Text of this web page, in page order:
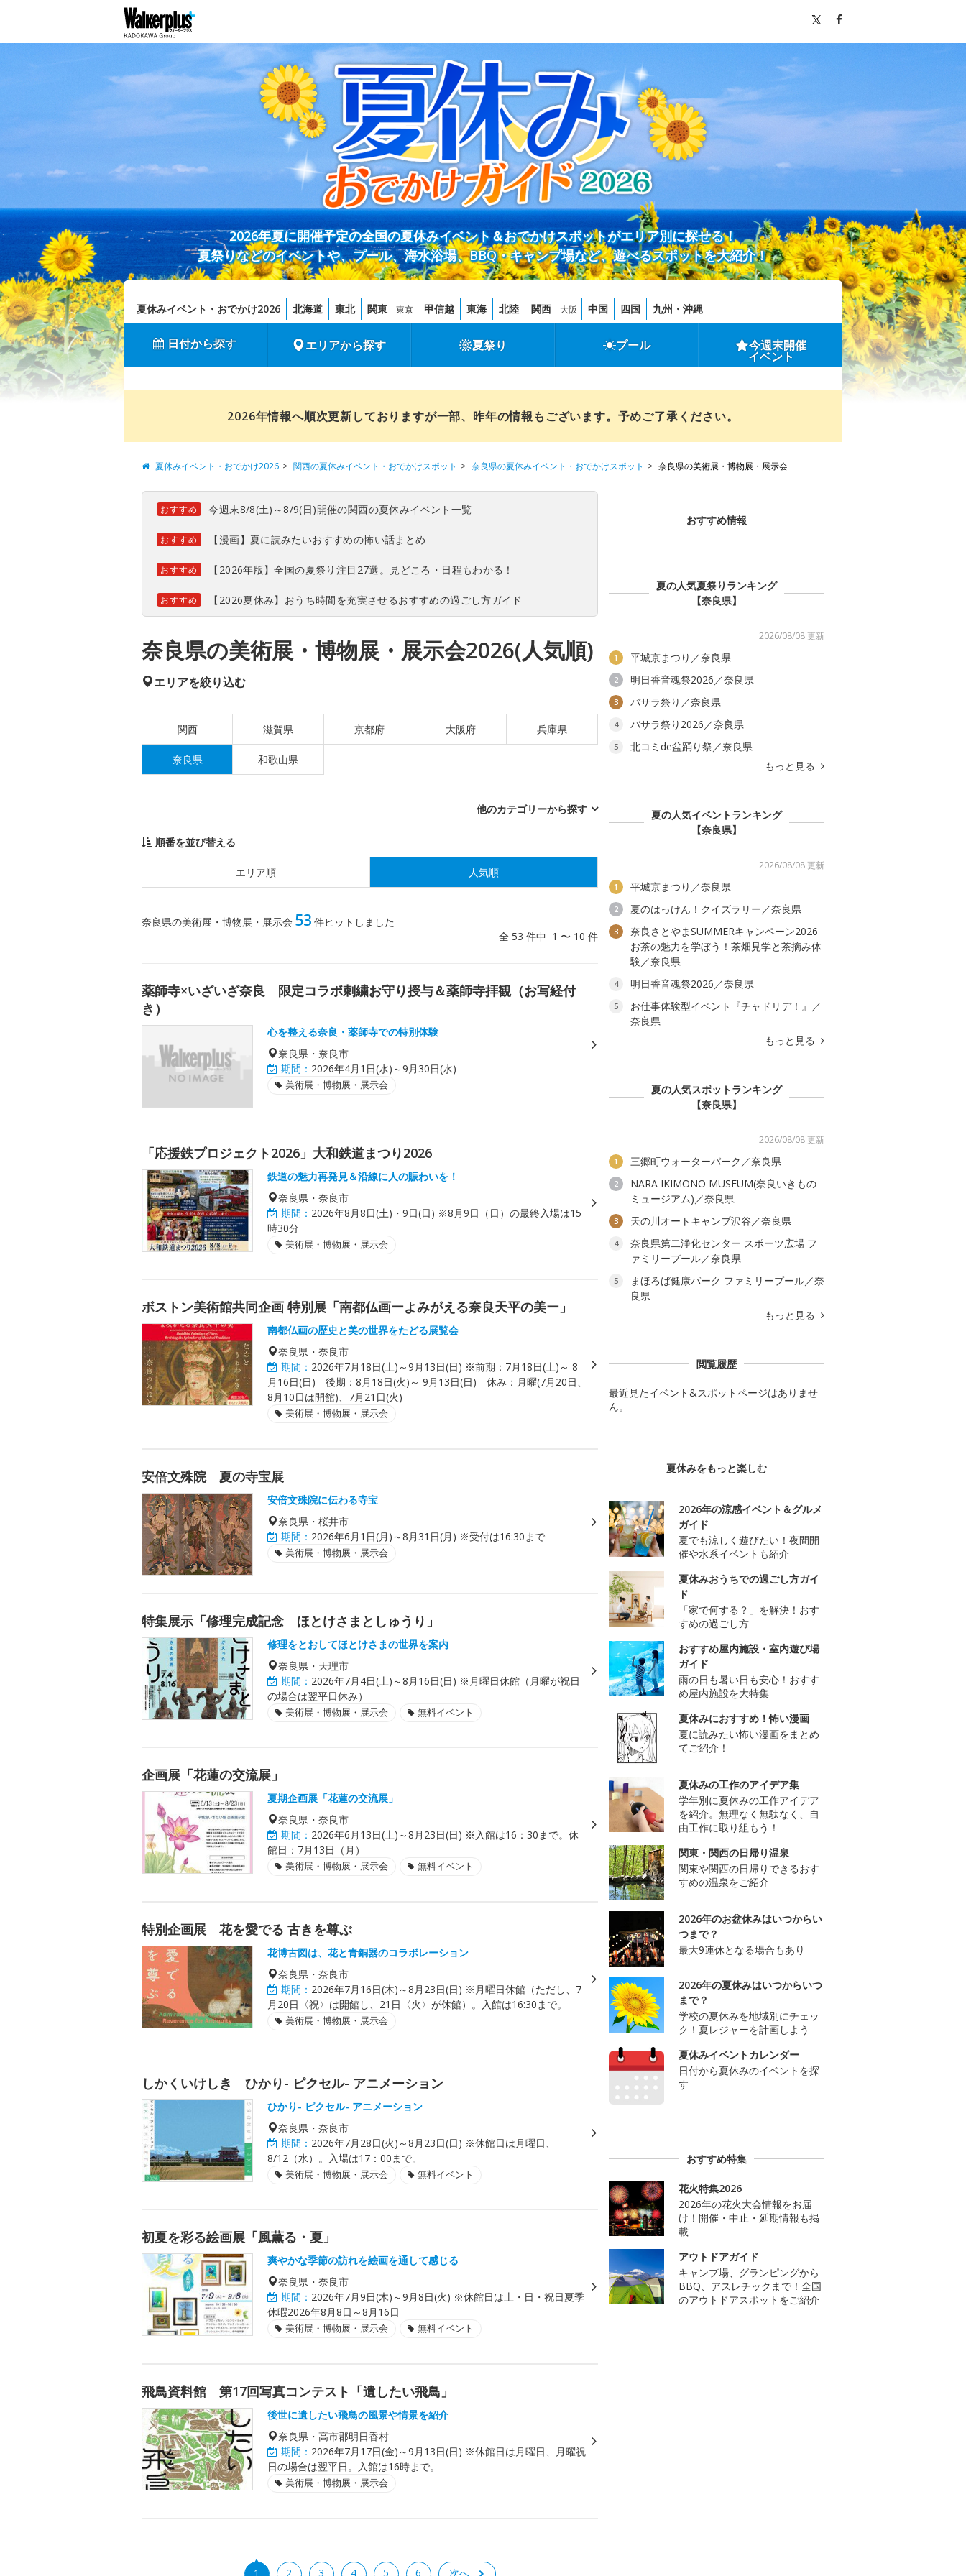
2026年夏に開催予定の全国の夏休みイベント＆おでかけスポットがエリア別に探せる！
夏祭りなどのイベントや、プール、海水浴場、BBQ・キャンプ場など、遊べるスポットを大紹介！
夏休みイベント・おでかけ2026 北海道 東北 関東 東京 甲信越 東海 北陸 関西 大阪 中国 四国 九州・沖縄
日付から探す エリアから探す 夏祭り プール 今週末開催
イベント
2026年情報へ順次更新しておりますが一部、昨年の情報もございます。予めご了承ください。
夏休みイベント・おでかけ2026 関西の夏休みイベント・おでかけスポット 奈良県の夏休みイベント・おでかけスポット 奈良県の美術展・博物展・展示会
おすすめ 今週末8/8(土)～8/9(日)開催の関西の夏休みイベント一覧
おすすめ 【漫画】夏に読みたいおすすめの怖い話まとめ
おすすめ 【2026年版】全国の夏祭り注目27選。見どころ・日程もわかる！
おすすめ 【2026夏休み】おうち時間を充実させるおすすめの過ごし方ガイド
奈良県の美術展・博物展・展示会2026(人気順)
エリアを絞り込む
関西 滋賀県 京都府 大阪府 兵庫県
奈良県 和歌山県
他のカテゴリーから探す
順番を並び替える
エリア順 人気順
奈良県の美術展・博物展・展示会 53 件ヒットしました
全 53 件中 1 〜 10 件
薬師寺×いざいざ奈良 限定コラボ刺繍お守り授与＆薬師寺拝観（お写経付
き）
心を整える奈良・薬師寺での特別体験
奈良県・奈良市
期間： 2026年4月1日(水)～9月30日(水)
美術展・博物展・展示会
「応援鉄プロジェクト2026」大和鉄道まつり2026
鉄道の魅力再発見＆沿線に人の賑わいを！
奈良県・奈良市
期間： 2026年8月8日(土)・9日(日) ※8月9日（日）の最終入場は15
時30分
美術展・博物展・展示会
ボストン美術館共同企画 特別展「南都仏画ーよみがえる奈良天平の美ー」
南都仏画の歴史と美の世界をたどる展覧会
奈良県・奈良市
期間： 2026年7月18日(土)～9月13日(日) ※前期：7月18日(土)～ 8
月16日(日) 後期：8月18日(火)～ 9月13日(日) 休み：月曜(7月20日、
8月10日は開館)、7月21日(火)
美術展・博物展・展示会
安倍文殊院 夏の寺宝展
安倍文殊院に伝わる寺宝
奈良県・桜井市
期間： 2026年6月1日(月)～8月31日(月) ※受付は16:30まで
美術展・博物展・展示会
特集展示「修理完成記念 ほとけさまとしゅうり」
修理をとおしてほとけさまの世界を案内
奈良県・天理市
期間： 2026年7月4日(土)～8月16日(日) ※月曜日休館（月曜が祝日
の場合は翌平日休み）
美術展・博物展・展示会 無料イベント
企画展「花蓮の交流展」
夏期企画展「花蓮の交流展」
奈良県・奈良市
期間： 2026年6月13日(土)～8月23日(日) ※入館は16：30まで。休
館日：7月13日（月）
美術展・博物展・展示会 無料イベント
特別企画展 花を愛でる 古きを尊ぶ
花博古図は、花と青銅器のコラボレーション
奈良県・奈良市
期間： 2026年7月16日(木)～8月23日(日) ※月曜日休館（ただし、7
月20日〈祝〉は開館し、21日〈火〉が休館）。入館は16:30まで。
美術展・博物展・展示会
しかくいけしき ひかり- ピクセル- アニメーション
ひかり- ピクセル- アニメーション
奈良県・奈良市
期間： 2026年7月28日(火)～8月23日(日) ※休館日は月曜日、
8/12（水）。入場は17：00まで。
美術展・博物展・展示会 無料イベント
初夏を彩る絵画展「風薫る・夏」
爽やかな季節の訪れを絵画を通して感じる
奈良県・奈良市
期間： 2026年7月9日(木)～9月8日(火) ※休館日は土・日・祝日夏季
休暇2026年8月8日～8月16日
美術展・博物展・展示会 無料イベント
飛鳥資料館 第17回写真コンテスト「遺したい飛鳥」
後世に遺したい飛鳥の風景や情景を紹介
奈良県・高市郡明日香村
期間： 2026年7月17日(金)～9月13日(日) ※休館日は月曜日、月曜祝
日の場合は翌平日。入館は16時まで。
美術展・博物展・展示会
1 2 3 4 5 6 次へ
おすすめ情報
夏の人気夏祭りランキング
【奈良県】
2026/08/08 更新
1 平城京まつり／奈良県
2 明日香音魂祭2026／奈良県
3 バサラ祭り／奈良県
4 バサラ祭り2026／奈良県
5
北コミde盆踊り祭／奈良県
もっと見る
夏の人気イベントランキング
【奈良県】
2026/08/08 更新
1 平城京まつり／奈良県
2 夏のはっけん！クイズラリー／奈良県
3
奈良さとやまSUMMERキャンペーン2026
お茶の魅力を学ぼう！茶畑見学と茶摘み体
験／奈良県
4 明日香音魂祭2026／奈良県
5
お仕事体験型イベント『チャドリデ！』／
奈良県
もっと見る
夏の人気スポットランキング
【奈良県】
2026/08/08 更新
1 三郷町ウォーターパーク／奈良県
2
NARA IKIMONO MUSEUM(奈良いきもの
ミュージアム)／奈良県
3 天の川オートキャンプ沢谷／奈良県
4
奈良県第二浄化センター スポーツ広場 フ
ァミリープール／奈良県
5
まほろば健康パーク ファミリープール／奈
良県
もっと見る
閲覧履歴
最近見たイベント&スポットページはありませ
ん。
夏休みをもっと楽しむ
2026年の涼感イベント＆グルメ
ガイド
夏でも涼しく遊びたい！夜間開
催や水系イベントも紹介
夏休みおうちでの過ごし方ガイ
ド
「家で何する？」を解決！おす
すめの過ごし方
おすすめ屋内施設・室内遊び場
ガイド
雨の日も暑い日も安心！おすす
め屋内施設を大特集
夏休みにおすすめ！怖い漫画
夏に読みたい怖い漫画をまとめ
てご紹介！
夏休みの工作のアイデア集
学年別に夏休みの工作アイデア
を紹介。無理なく無駄なく、自
由工作に取り組もう！
関東・関西の日帰り温泉
関東や関西の日帰りできるおす
すめの温泉をご紹介
2026年のお盆休みはいつからい
つまで？
最大9連休となる場合もあり
2026年の夏休みはいつからいつ
まで？
学校の夏休みを地域別にチェッ
ク！夏レジャーを計画しよう
夏休みイベントカレンダー
日付から夏休みのイベントを探
す
おすすめ特集
花火特集2026
2026年の花火大会情報をお届
け！開催・中止・延期情報も掲
載
アウトドアガイド
キャンプ場、グランピングから
BBQ、アスレチックまで！全国
のアウトドアスポットをご紹介